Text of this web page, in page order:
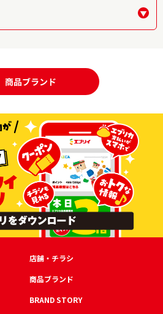
店舗・チラシ
商品ブランド
BRAND STORY